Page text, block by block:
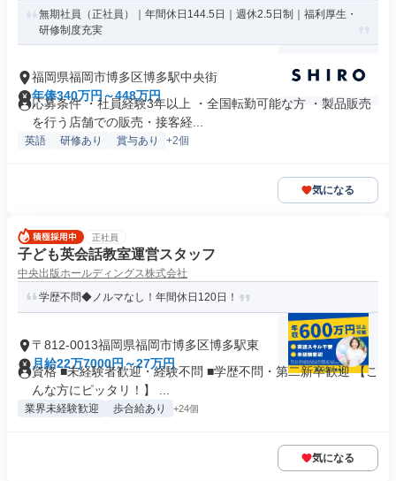
無期社員（正社員）｜年間休日144.5日｜週休2.5日制｜福利厚生・
研修制度充実
福岡県福岡市博多区博多駅中央街
年俸340万円～448万円
応募条件 ・社員経験3年以上 ・全国転勤可能な方 ・製品販売
を行う店舗での販売・接客経...
英語 研修あり 賞与あり +2個
気になる
正社員
子ども英会話教室運営スタッフ
中央出版ホールディングス株式会社
学歴不問◆ノルマなし！年間休日120日！
〒812-0013福岡県福岡市博多区博多駅東
月給22万7000円～27万円
資格 ■未経験者歓迎・経験不問 ■学歴不問・第二新卒歓迎 【こ
んな方にピッタリ！】 ...
業界未経験歓迎 歩合給あり +24個
気になる